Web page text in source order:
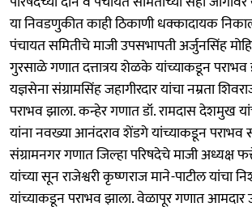
या निवडणुकीत काही ठिकाणी धक्कादायक
पंचायत समितीचे माजी उपसभापती अर्जुनसिंह
गुरसाळे गणात दत्तात्रय शेळके यांच्याकडून पराभव
यज्ञसेना संग्रामसिंह जहागीरदार यांचा नम्रता
पराभव झाला. कन्हेर गणात डॉ. रामदास देशमुख
यांना नवख्या आनंदराव शेंडगे यांच्याकडून पराभव
संग्रामनगर गणात जिल्हा परिषदेचे माजी अध्यक्ष
यांच्या सून राजेश्वरी कृष्णराज माने-पाटील यांचा
यांच्याकडून पराभव झाला. वेळापूर गणात आमदार